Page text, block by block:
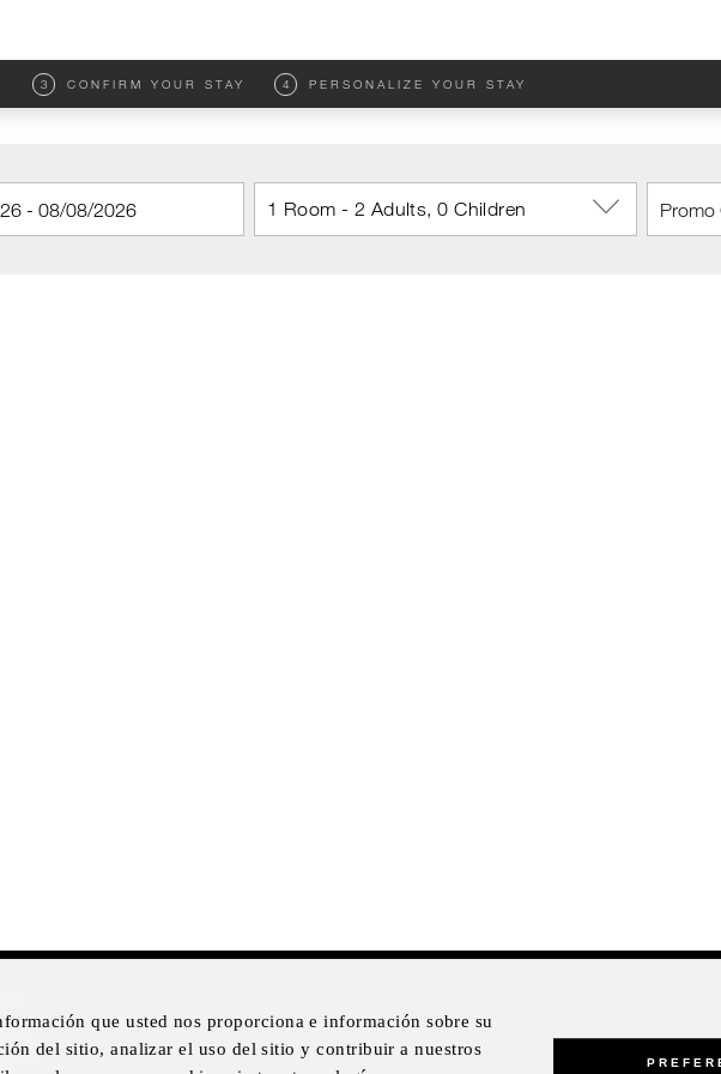
3 CONFIRM YOUR STAY 4 PERSONALIZE YOUR STAY
1 Room - 2 Adults, 0 Children
que usted nos proporciona e información sobre su
del sitio, analizar el uso del sitio y contribuir a nuestros